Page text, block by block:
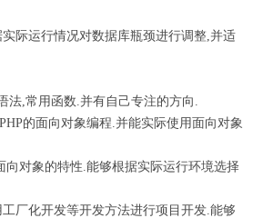
行情况对数据库瓶颈进行调整,并适
用函数.并有自己专注的方向.
向对象编程.并能实际使用面向对象
的特性.能够根据实际运行环境选择
开发等开发方法进行项目开发.能够